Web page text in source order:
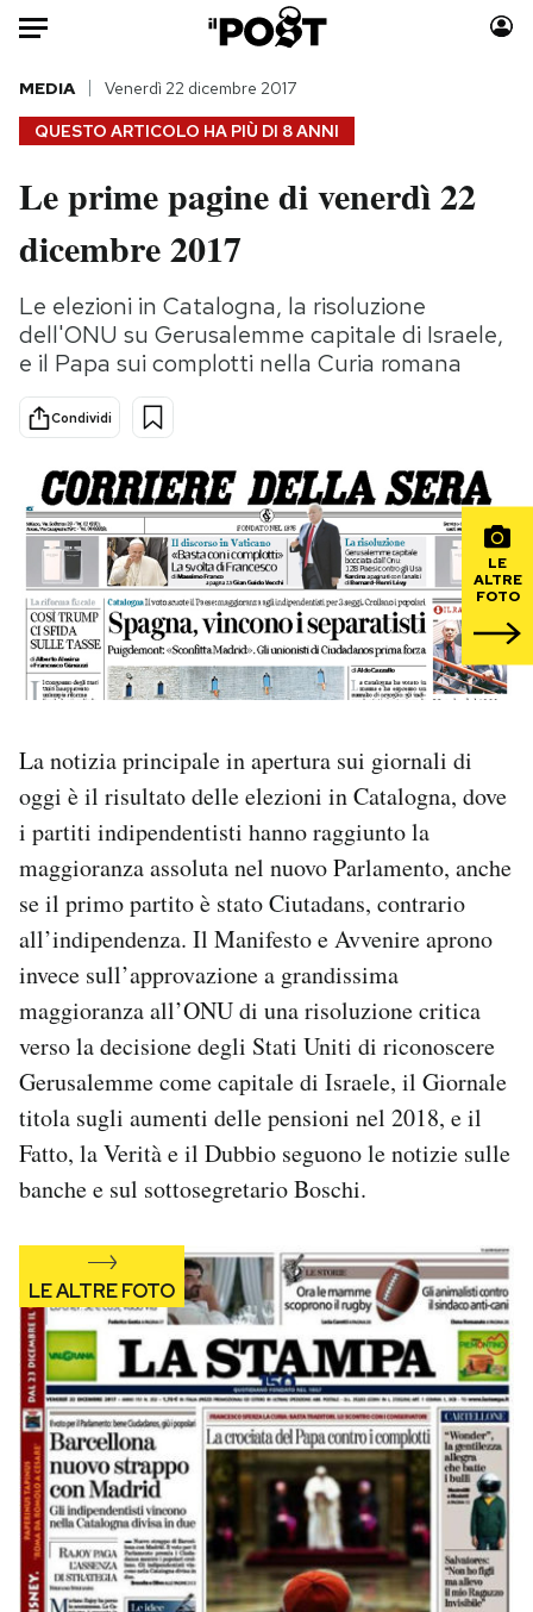
Auto
HOME
Italia
Politica
Tecnologia
Internet
Scienza
Cultura
Economia
Sport
Moda
Storie/Idee
Ok Boomer!
Media
Mondiali calcio 2026
PODCAST
NEWSLETTER
SHOP
CALENDARIO
AREA PERSONALE
Area Personale
Newsletter
Notifiche mobile
Regala il Post
Hai bisogno di aiuto?
QUESTO ARTICOLO HA PIÙ DI 8 ANNI
MEDIA Venerdì 22 dicembre 2017
Le prime pagine di venerdì 22
dicembre 2017
Le elezioni in Catalogna, la risoluzione
dell'ONU su Gerusalemme capitale di Israele,
e il Papa sui complotti nella Curia romana
Condividi
LE
ALTRE
FOTO
La notizia principale in apertura sui giornali di
oggi è il risultato delle elezioni in Catalogna, dove
i partiti indipendentisti hanno raggiunto la
maggioranza assoluta nel nuovo Parlamento, anche
se il primo partito è stato Ciutadans, contrario
all’indipendenza. Il Manifesto e Avvenire aprono
invece sull’approvazione a grandissima
maggioranza all’ONU di una risoluzione critica
verso la decisione degli Stati Uniti di riconoscere
Gerusalemme come capitale di Israele, il Giornale
titola sugli aumenti delle pensioni nel 2018, e il
Fatto, la Verità e il Dubbio seguono le notizie sulle
banche e sul sottosegretario Boschi.